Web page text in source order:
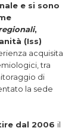
e si sono
,
(Iss)
acquisita
tra
di
la sede
dal 2006 il